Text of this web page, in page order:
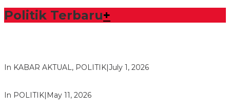
Politik Terbaru+
In KABAR AKTUAL, POLITIK|July 1, 2026
In POLITIK| May 11, 2026